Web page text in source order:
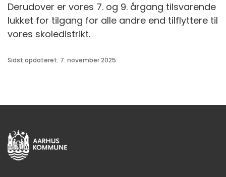
Derudover er vores 7. og 9. årgang tilsvarende
lukket for tilgang for alle andre end tilflyttere til
vores skoledistrikt.
Sidst opdateret: 7. november 2025